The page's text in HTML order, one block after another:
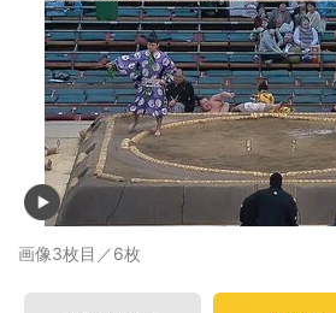
画像3枚目／6枚